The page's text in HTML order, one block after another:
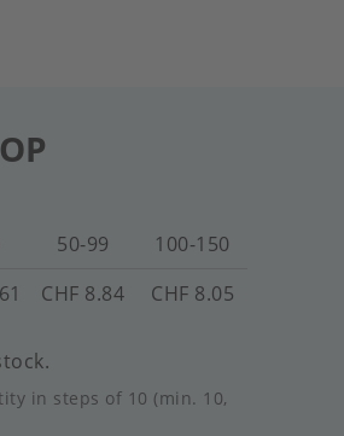
50-99
CHF 8.84
100-150
CHF 8.05
in steps of 10 (min. 10,